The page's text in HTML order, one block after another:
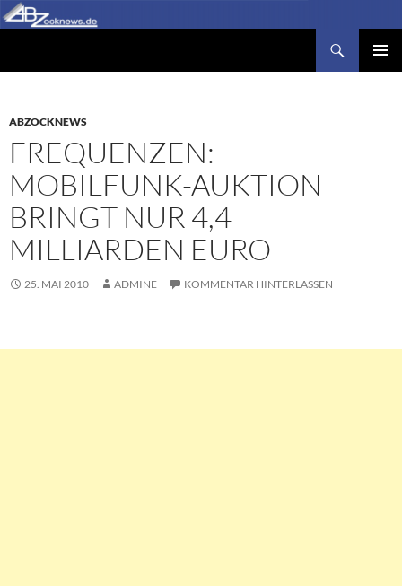
Zum
Inhalt
ABZOCKNEWS
FREQUENZEN:
MOBILFUNK-AUKTION
BRINGT NUR 4,4
MILLIARDEN EURO
25. MAI 2010 ADMINE KOMMENTAR HINTERLASSEN